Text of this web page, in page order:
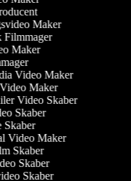
Maker
Filmmager
Maker
Video Maker
Video Maker
Video Skaber
Skaber
Skaber
Video Maker
Skaber
Skaber
Skaber